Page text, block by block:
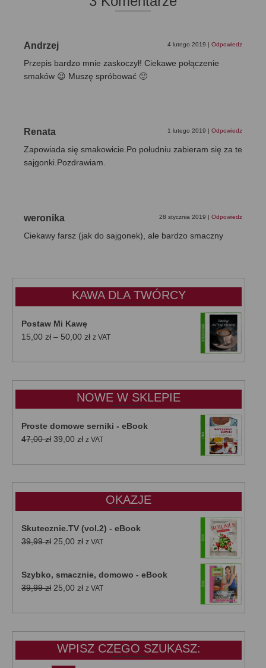
Andrzej 4 lutego 2019 | Odpowiedz
Przepis bardzo mnie zaskoczył! Ciekawe połączenie
smaków 😉 Muszę spróbować 🙂
Renata 1 lutego 2019 | Odpowiedz
Zapowiada się smakowicie.Po południu zabieram się za te
sajgonki.Pozdrawiam.
weronika 28 stycznia 2019 | Odpowiedz
Ciekawy farsz (jak do sajgonek), ale bardzo smaczny
KAWA DLA TWÓRCY
Postaw Mi Kawę
15,00 zł – 50,00 złZakres
od
do
50,00 zł
z VAT
NOWE W SKLEPIE
Proste domowe serniki - eBook
47,00zł Pierwotna
wynosiła:
39,00 złAktualna
wynosi:
z VAT
OKAZJE
Skutecznie.TV (vol.2) - eBook
39,99zł Pierwotna
39,99 zł.
25,00 złAktualna
25,00 zł.
z VAT
Szybko, smacznie, domowo - eBook
39,99zł Pierwotna
wynosiła:
25,00 złAktualna
wynosi:
z VAT
WPISZ CZEGO SZUKASZ: